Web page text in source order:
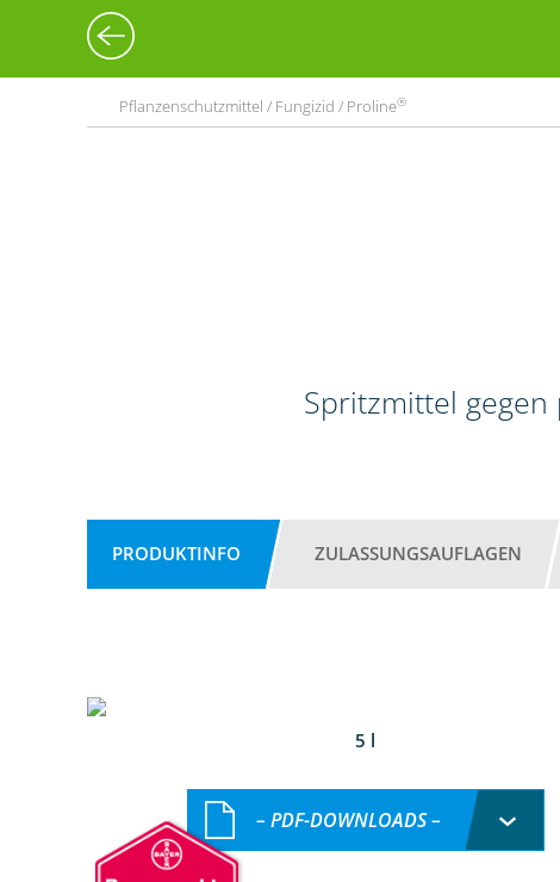
Pflanzenschutzmittel / Fungizid / Proline®
Spritzmittel
PRODUKTINFO ZULASSUNGSAUFLAGEN
5 l
– PDF-DOWNLOADS –